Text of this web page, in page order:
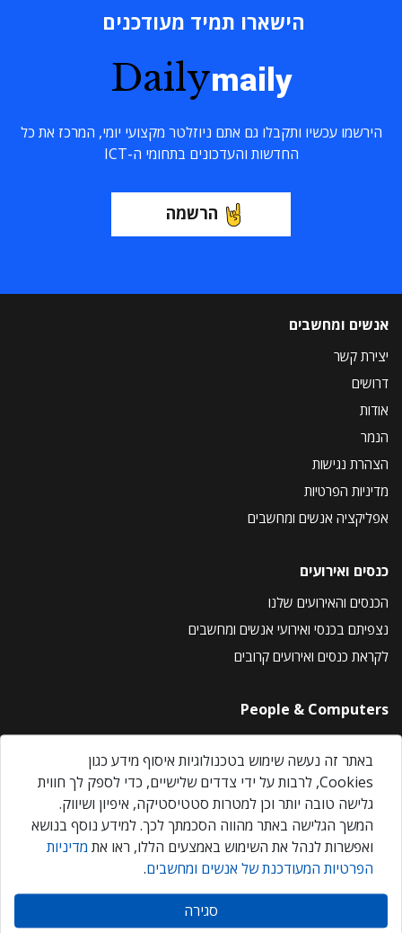
הישארו תמיד מעודכנים
Dailymaily
הירשמו עכשיו ותקבלו גם אתם ניוזלטר מקצועי יומי, המרכז את כל
החדשות והעדכונים בתחומי ה-ICT
הרשמה
אנשים ומחשבים
יצירת קשר
דרושים
אודות
הנמר
הצהרת נגישות
מדיניות הפרטיות
אפליקציה אנשים ומחשבים
כנסים ואירועים
הכנסים והאירועים שלנו
נצפיתם בכנסי ואירועי אנשים ומחשבים
לקראת כנסים ואירועים קרובים
People & Computers
About Us
Privacy Policy
Contact Us
Our Events
אנשים ומחשבים © 2026 – כל הזכויות שמורות
באתר זה נעשה שימוש בטכנולוגיות איסוף מידע כגון
Cookies, לרבות על ידי צדדים שלישיים, כדי לספק לך חווית
גלישה טובה יותר וכן למטרות סטטיסטיקה, איפיון ושיווק.
המשך הגלישה באתר מהווה הסכמתך לכך. למידע נוסף בנושא
ואפשרות לנהל את השימוש באמצעים הללו, ראו את מדיניות
הפרטיות המעודכנת של אנשים ומחשבים.
סגירה